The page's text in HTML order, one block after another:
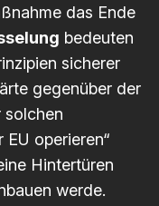
das Ende
bedeuten
sicherer
gegenüber der
solchen
operieren“
Hintertüren
werde.